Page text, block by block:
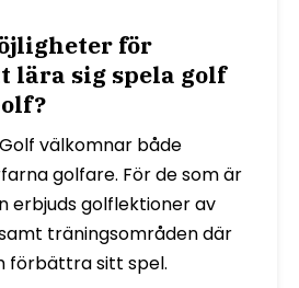
för
lära sig spela golf
välkomnar både
golfare. För de som är
erbjuds golflektioner av
träningsområden där
förbättra sitt spel.